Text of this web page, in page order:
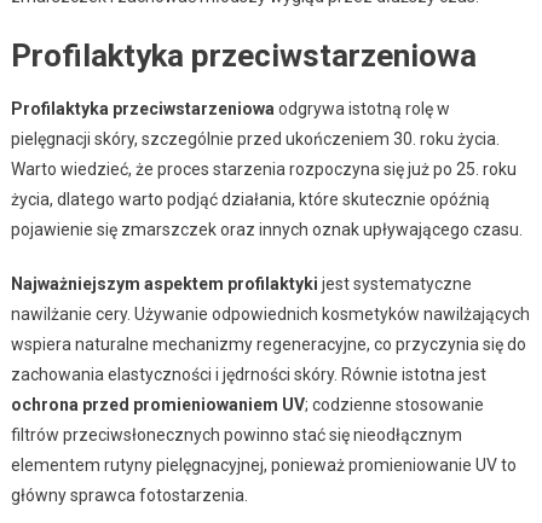
Profilaktyka przeciwstarzeniowa
Profilaktyka przeciwstarzeniowa odgrywa istotną rolę w
pielęgnacji skóry, szczególnie przed ukończeniem 30. roku życia.
Warto wiedzieć, że proces starzenia rozpoczyna się już po 25. roku
życia, dlatego warto podjąć działania, które skutecznie opóźnią
pojawienie się zmarszczek oraz innych oznak upływającego czasu.
Najważniejszym aspektem profilaktyki jest systematyczne
nawilżanie cery. Używanie odpowiednich kosmetyków nawilżających
wspiera naturalne mechanizmy regeneracyjne, co przyczynia się do
zachowania elastyczności i jędrności skóry. Równie istotna jest
ochrona przed promieniowaniem UV; codzienne stosowanie
filtrów przeciwsłonecznych powinno stać się nieodłącznym
elementem rutyny pielęgnacyjnej, ponieważ promieniowanie UV to
główny sprawca fotostarzenia.